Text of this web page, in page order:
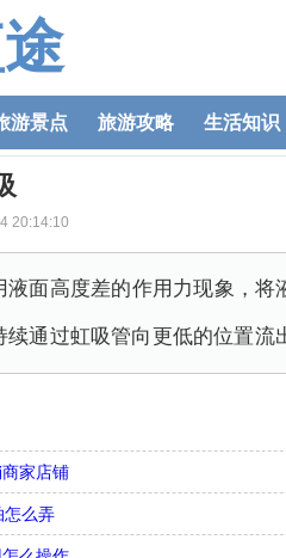
游景点 旅游攻略 生活知识
20:14:10
液面高度差的作用力现象，
通过虹吸管向更低的位置流
家店铺
怎么弄